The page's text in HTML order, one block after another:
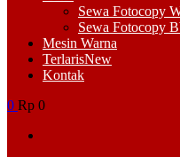
Sewa Fotocopy
Sewa Fotocopy
Mesin Warna
TerlarisNew
Kontak
0 Rp 0